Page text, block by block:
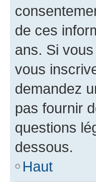
de ces
ans. Si
vous
demandez
pas fournir
questions
dessous.
Haut